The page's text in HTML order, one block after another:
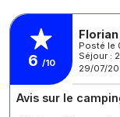
6 /10
Florian
Posté le
Séjour :
29/07/
Avis sur le